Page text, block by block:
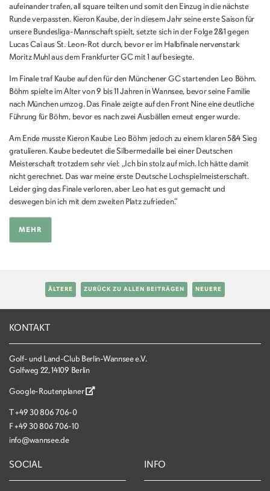
aufeinander trafen, all square teilten und somit den Einzug in die nächste
Runde verpassten. Kieron Kaube, der in diesem Jahr seine erste Saison für
unsere Bundesliga-Mannschaft spielt, setzte sich in der Folge 2&1 gegen
Lucas Cai aus St. Leon-Rot durch, bevor er im Halbfinale nervenstark
Moritz Muhl aus dem Frankfurter GC mit 1 auf besiegte.
Im Finale traf Kaube auf den für den Münchener GC startenden Leo Böhm.
Böhm spielte im Alter von 9 bis 11 Jahren in Wannsee, bevor seine Familie
nach München umzog. Das Finale zeigte auf den Front Nine eine deutliche
Führung für Böhm, bevor es nach zwei Ausbällen erneut enger wurde.
Am Ende musste Kieron Kaube Leo Böhm jedoch zu einem klaren 5&4 Sieg
gratulieren. Kaube bedeutet die Silbermedaille bei einer Deutschen
Meisterschaft trotzdem sehr viel: „Ich bin stolz auf mich. Ich hätte damit
nicht gerechnet. Das war meine erste Deutsche Lochspielmeisterschaft.
Leider ging das Finale verloren, aber Leo hat es gut gemacht und
deswegen bin ich mit dem zweiten Platz zufrieden.“
MEHR
ÄLTERE ZURÜCK ZU ALLEN BEITRÄGEN NEUERE
KONTAKT
Golf- und Land-Club Berlin-Wannsee e.V.
Golfweg 22, 14109 Berlin
Google-Routenplaner
T+49 30 806 706-0
F+49 30 806 706-10
info@wannsee.de
SOCIAL INFO